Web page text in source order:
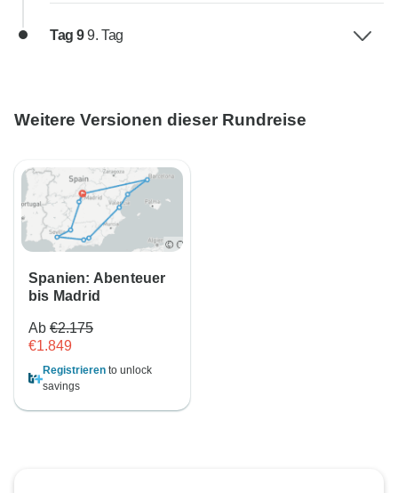
Tag 99. Tag
Weitere Versionen dieser Rundreise
Spanien: Abenteuer
bis Madrid
Ab €2.175
€1.849
Registrieren to unlock
savings